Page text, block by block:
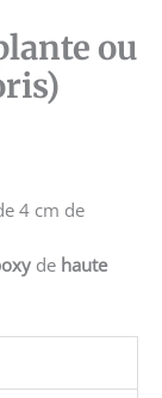
ou
4 cm de
de haute